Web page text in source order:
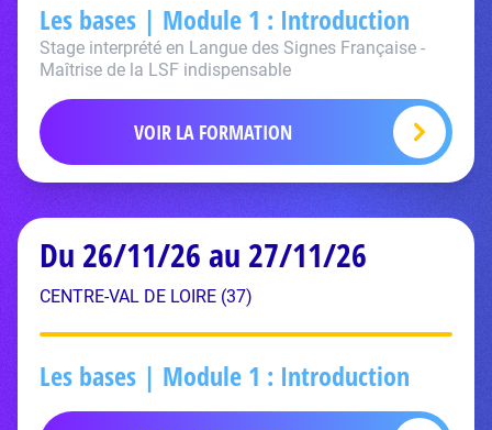
Les bases | Module 1 : Introduction
Stage interprété en Langue des Signes Française -
Maîtrise de la LSF indispensable
VOIR LA FORMATION
Du 26/11/26 au 27/11/26
CENTRE-VAL DE LOIRE (37)
Les bases | Module 1 : Introduction